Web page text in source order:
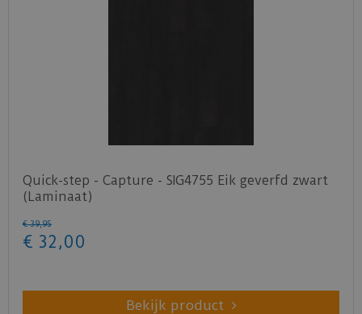
Quick-step - Capture - SIG4755 Eik geverfd zwart
(Laminaat)
€ 39,95
€ 32 ,00
Bekijk product